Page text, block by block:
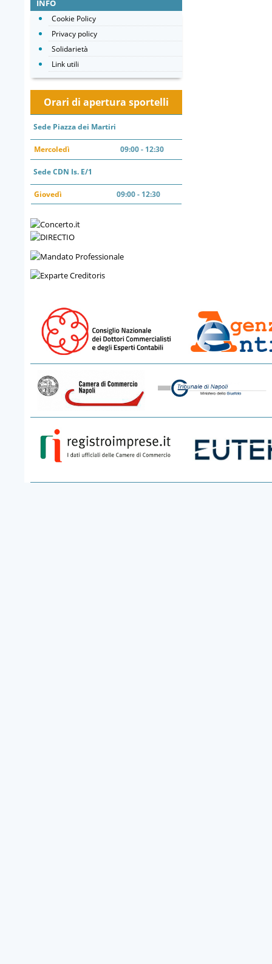
INFO
Cookie Policy
Privacy policy
Solidarietà
Link utili
Orari di apertura sportelli
Sede Piazza dei Martiri
Mercoledì 09:00 - 12:30
Sede CDN Is. E/1
Giovedì 09:00 - 12:30